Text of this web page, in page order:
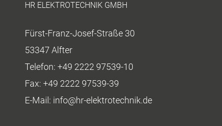
HR ELEKTROTECHNIK GMBH
Fürst-Franz-Josef-Straße 30
53347 Alfter
Telefon: +49 2222 97539-10
Fax: +49 2222 97539-39
E-Mail: info@hr-elektrotechnik.de